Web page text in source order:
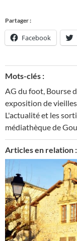
Partager :
Facebook
Mots-clés :
AG du foot Bourse
exposition de
L'actualité et les
médiathèque de
Articles en relation :